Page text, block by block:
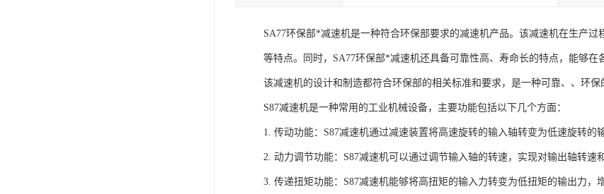
SA77环保部*减速机是一种符合环保部要求的减速机产品。该减速机在生产
等特点。同时，SA77环保部*减速机还具备可靠性高、寿命长的特点，能够在
该减速机的设计和制造都符合环保部的相关标准和要求，是一种可靠、、环保
S87减速机是一种常用的工业机械设备，主要功能包括以下几个方面：
1. 传动功能：S87减速机通过减速装置将高速旋转的输入轴转变为低速旋转的
2. 动力调节功能：S87减速机可以通过调节输入轴的转速，实现对输出轴转速
3. 传递扭矩功能：S87减速机能够将高扭矩的输入力转变为低扭矩的输出力，